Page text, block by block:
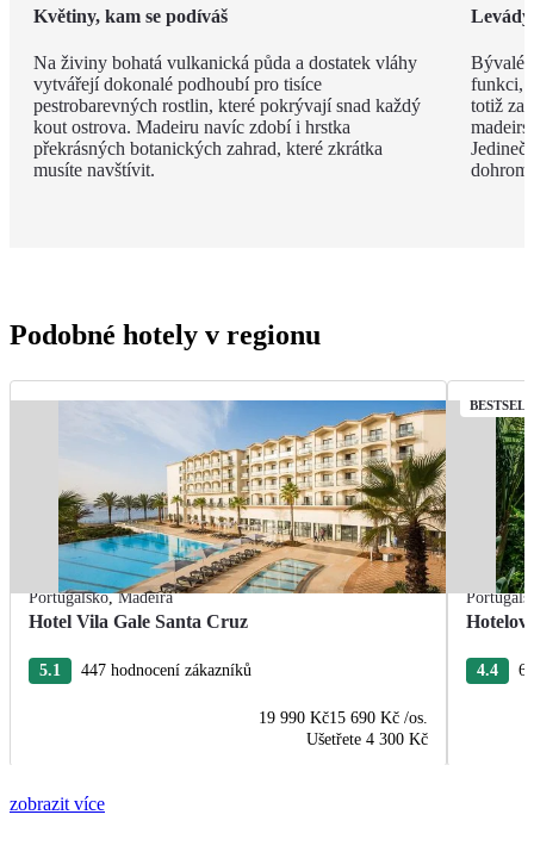
Květiny, kam se podíváš
Na živiny bohatá vulkanická půda a dostatek vláhy
vytvářejí dokonalé podhoubí pro tisíce
pestrobarevných rostlin, které pokrývají snad každý
kout ostrova. Madeiru navíc zdobí i hrstka
překrásných botanických zahrad, které zkrátka
musíte navštívit.
Levády
Bývalé
funkci,
totiž
Podobné hotely v regionu
Portugalsko,Madeira
Hotel Vila Gale Santa Cruz
5.1 447 hodnocení zákazníků
19 990 Kč15 690 Kč /os.
Ušetřete 4 300 Kč
4.4
zobrazit více